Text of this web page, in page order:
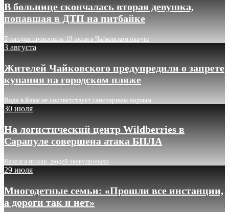
В больнице скончалась вторая девушка,
попавшая в ДТП на питбайке
Трагедия произошла 19 июля в Чайковском округе
3 августа
Жителей Чайковского предупредили о запрете
купания на городском пляже
Вода в Каме не соответствует санитарным нормам
30 июля
На логистический центр Wildberries в
Сарапуле совершена атака БПЛА
Начался пожар, людей эвакуировали
29 июля
Многодетные семьи: «Прошли все инстанции,
а дороги так и нет»